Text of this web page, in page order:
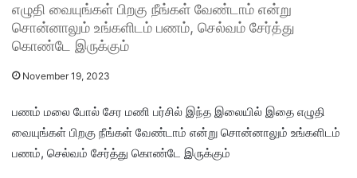
எழுதி வையுங்கள் பிறகு நீங்கள் வேண்டாம் என்று
சொன்னாலும் உங்களிடம் பணம், செல்வம் சேர்த்து
கொண்டே இருக்கும்
November 19, 2023
பணம் மலை போல் சேர மணி பர்சில் இந்த இலையில் இதை எழுதி
வையுங்கள் பிறகு நீங்கள் வேண்டாம் என்று சொன்னாலும் உங்களிடம்
பணம், செல்வம் சேர்த்து கொண்டே இருக்கும்